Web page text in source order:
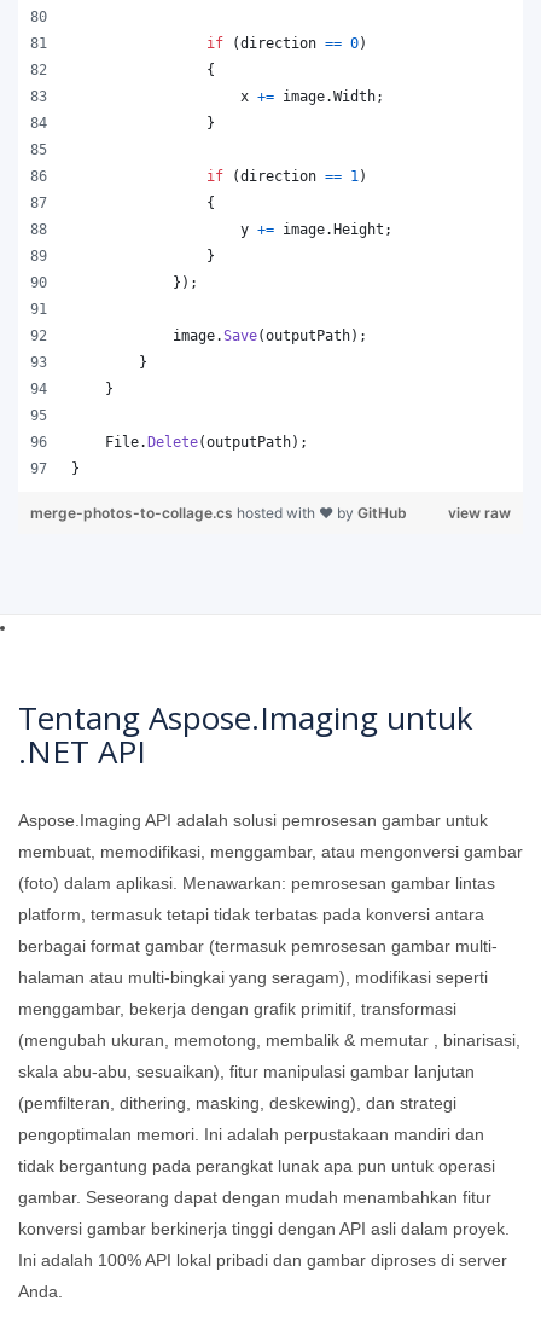
if (direction == 0)
{
x += image.Width;
}
if (direction == 1 )
{
y += image.Height ;
}
} ) ;
image.Save(outputPath) ;
}
}
File.Delete(outputPath) ;
}
view raw
merge-photos-to-collage.cs hosted with ❤ by GitHub
Tentang Aspose.Imaging untuk
.NET API
Aspose.Imaging API adalah solusi pemrosesan gambar untuk
membuat, memodifikasi, menggambar, atau mengonversi gambar
(foto) dalam aplikasi. Menawarkan: pemrosesan gambar lintas
platform, termasuk tetapi tidak terbatas pada konversi antara
berbagai format gambar (termasuk pemrosesan gambar multi-
halaman atau multi-bingkai yang seragam), modifikasi seperti
menggambar, bekerja dengan grafik primitif, transformasi
(mengubah ukuran, memotong, membalik & memutar , binarisasi,
skala abu-abu, sesuaikan), fitur manipulasi gambar lanjutan
(pemfilteran, dithering, masking, deskewing), dan strategi
pengoptimalan memori. Ini adalah perpustakaan mandiri dan
tidak bergantung pada perangkat lunak apa pun untuk operasi
gambar. Seseorang dapat dengan mudah menambahkan fitur
konversi gambar berkinerja tinggi dengan API asli dalam proyek.
Ini adalah 100% API lokal pribadi dan gambar diproses di server
Anda.